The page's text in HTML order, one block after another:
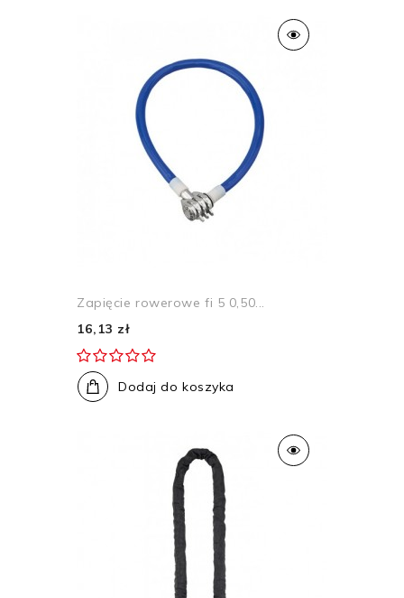
Zapięcie rowerowe fi 5 0,50...
16,13 zł
Dodaj do koszyka